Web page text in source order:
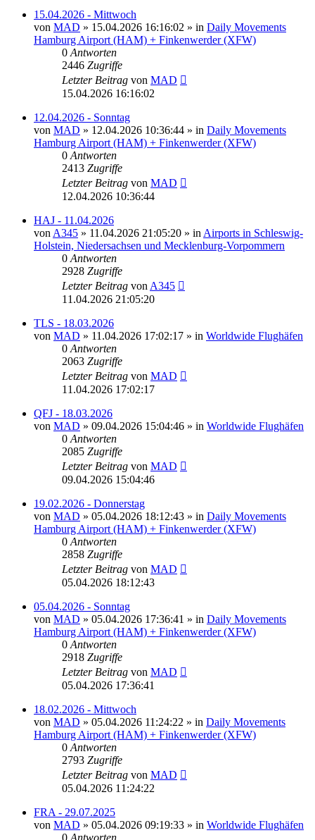
15.04.2026 - Mittwoch
von MAD » 15.04.2026 16:16:02 » in Daily Movements
Hamburg Airport (HAM) + Finkenwerder (XFW)
0 Antworten
2446 Zugriffe
Letzter Beitrag von MAD
15.04.2026 16:16:02
12.04.2026 - Sonntag
von MAD » 12.04.2026 10:36:44 » in Daily Movements
Hamburg Airport (HAM) + Finkenwerder (XFW)
0 Antworten
2413 Zugriffe
Letzter Beitrag von MAD
12.04.2026 10:36:44
HAJ - 11.04.2026
von A345 » 11.04.2026 21:05:20 » in Airports in Schleswig-
Holstein, Niedersachsen und Mecklenburg-Vorpommern
0 Antworten
2928 Zugriffe
Letzter Beitrag von A345
11.04.2026 21:05:20
TLS - 18.03.2026
von MAD » 11.04.2026 17:02:17 » in Worldwide Flughäfen
0 Antworten
2063 Zugriffe
Letzter Beitrag von MAD
11.04.2026 17:02:17
QFJ - 18.03.2026
von MAD » 09.04.2026 15:04:46 » in Worldwide Flughäfen
0 Antworten
2085 Zugriffe
Letzter Beitrag von MAD
09.04.2026 15:04:46
19.02.2026 - Donnerstag
von MAD » 05.04.2026 18:12:43 » in Daily Movements
Hamburg Airport (HAM) + Finkenwerder (XFW)
0 Antworten
2858 Zugriffe
Letzter Beitrag von MAD
05.04.2026 18:12:43
05.04.2026 - Sonntag
von MAD » 05.04.2026 17:36:41 » in Daily Movements
Hamburg Airport (HAM) + Finkenwerder (XFW)
0 Antworten
2918 Zugriffe
Letzter Beitrag von MAD
05.04.2026 17:36:41
18.02.2026 - Mittwoch
von MAD » 05.04.2026 11:24:22 » in Daily Movements
Hamburg Airport (HAM) + Finkenwerder (XFW)
0 Antworten
2793 Zugriffe
Letzter Beitrag von MAD
05.04.2026 11:24:22
FRA - 29.07.2025
von MAD » 05.04.2026 09:19:33 » in Worldwide Flughäfen
0 Antworten